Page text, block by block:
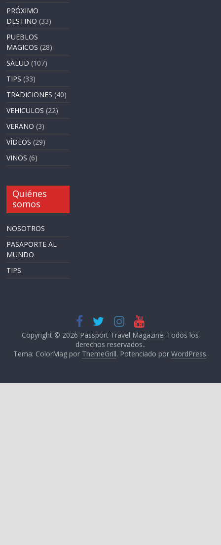
PRÓXIMO
DESTINO (33)
PUEBLOS
MAGICOS (28)
SALUD (107)
TIPS (33)
TRADICIONES (40)
VEHICULOS (22)
VERANO (3)
VÍDEOS (29)
VINOS (6)
Quiénes
somos
NOSOTROS
PASAPORTE AL
MUNDO
TIPS
Copyright © 2026 Passport Travel Magazine. Todos los
derechos reservados..
Tema: ColorMag por ThemeGrill. Potenciado por WordPress.